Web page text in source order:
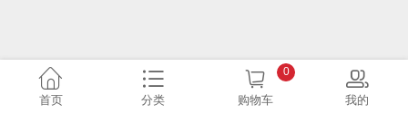
首页 分类 购物车
0
我的